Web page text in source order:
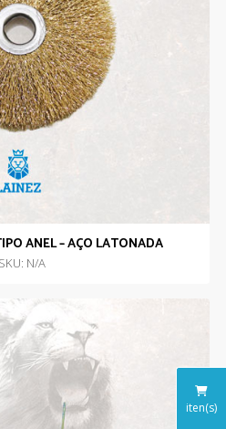
iten(s)
ANEL – AÇO LATONADA
SKU: N/A